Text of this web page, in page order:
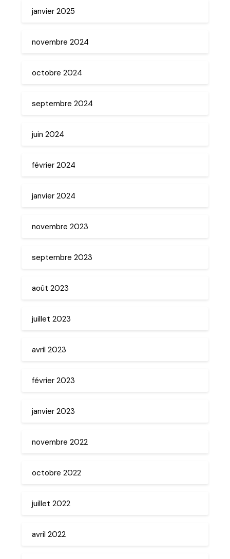
janvier 2025
novembre 2024
octobre 2024
septembre 2024
juin 2024
février 2024
janvier 2024
novembre 2023
septembre 2023
août 2023
juillet 2023
avril 2023
février 2023
janvier 2023
novembre 2022
octobre 2022
juillet 2022
avril 2022